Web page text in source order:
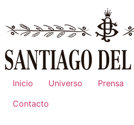
contenido
Inicio Universo Prensa
Contacto